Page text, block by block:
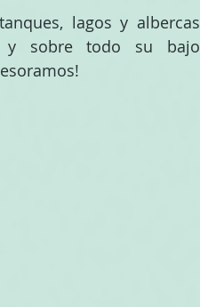
lagos y albercas
y sobre todo su bajo